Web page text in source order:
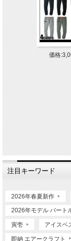
価格
注目キーワード
2026年春夏新作
2026年モデル バート
寅壱 アイスベ
即納 エアークラフト